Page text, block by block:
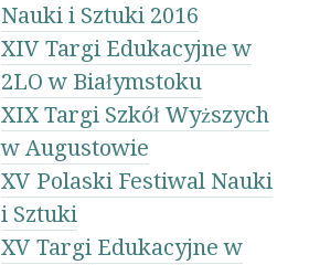
Nauki i Sztuki 2016
XIV Targi Edukacyjne w
2LO w Białymstoku
XIX Targi Szkół Wyższych
w Augustowie
XV Polaski Festiwal Nauki
i Sztuki
XV Targi Edukacyjne w